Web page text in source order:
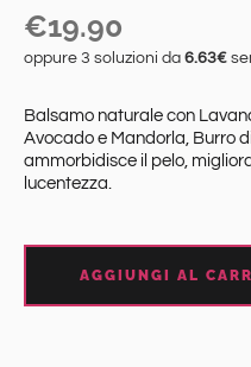
€19.90
oppure 3 soluzioni da 6.63€
Balsamo naturale con
Avocado e Mandorla, Burro
ammorbidisce il pelo,
lucentezza.
AGGIUNGI AL